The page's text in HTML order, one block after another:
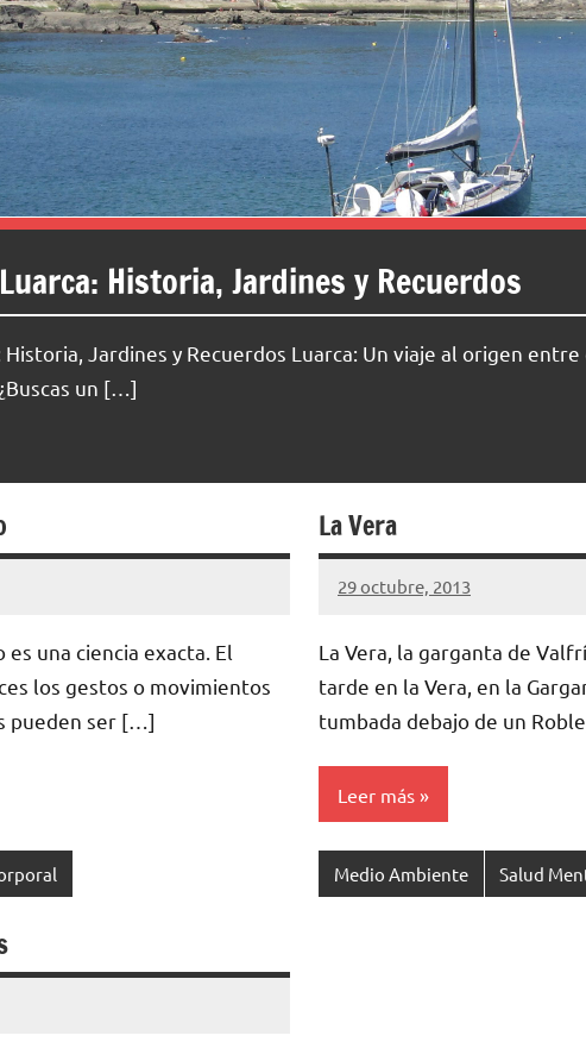
Historia, Jardines y Recuerdos
Historia, Jardines y Recuerdos Luarca: Un viaje al origen
un […]
una ciencia exacta. El
los gestos o movimientos
pueden ser […]
La Vera
29 octubre, 2013
cuidasdeti
No
comentarios
La Vera, la garganta de
tarde en la Vera, en la
tumbada debajo de un
Leer más
Medio Ambiente Salud